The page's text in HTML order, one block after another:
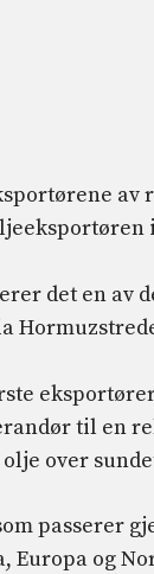
av
det en av
til en
over
passerer
Europa og